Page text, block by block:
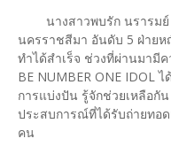
นางสาวพบรัก นรารมย์
นครราชสีมา อันดับ 5 ฝ่ายห
ทำได้สำเร็จ ช่วงที่ผ่านมามี
BE NUMBER ONE IDOL
การแบ่งปัน รู้จักช่วยเหลือกั
ประสบการณ์ที่ได้รับถ่ายทอ
คน